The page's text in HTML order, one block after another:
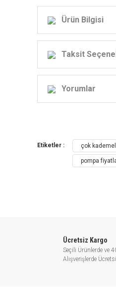
Ürün Bilgisi
Taksit
Yorumlar
Etiketler : çok
pompa
Ücretsiz Kargo
Seçili Ürünlerde ve
Alışverişlerde